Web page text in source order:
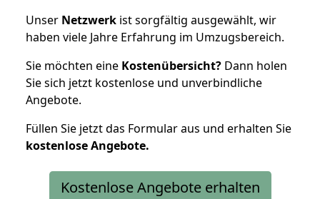
Unser Netzwerk ist sorgfältig ausgewählt, wir
haben viele Jahre Erfahrung im Umzugsbereich.
Sie möchten eine Kostenübersicht? Dann holen
Sie sich jetzt kostenlose und unverbindliche
Angebote.
Füllen Sie jetzt das Formular aus und erhalten Sie
kostenloseAngebote.
Kostenlose Angebote erhalten